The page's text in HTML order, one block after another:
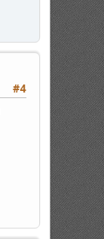
#4